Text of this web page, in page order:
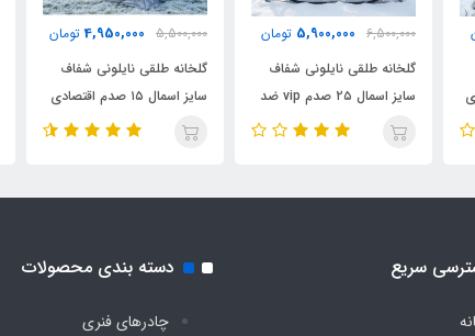
6,500,000
5,900,000 تومان
گلخانه طلقی نایلونی شفاف
سایز اسمال ۲۵ صدم vip ضد
آب چادری فنری بدون کف
5,500,000
4,950,000 تومان
گلخانه طلقی نایلونی شفاف
سایز اسمال ۱۵ صدم اقتصادی
ضد آب چادری فنری بدون
سریع دسته بندی محصولات
چادرهای فنری